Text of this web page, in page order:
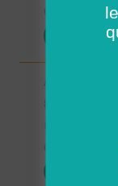
01/08/2026
POSTULER
AIDE A
Possibilité